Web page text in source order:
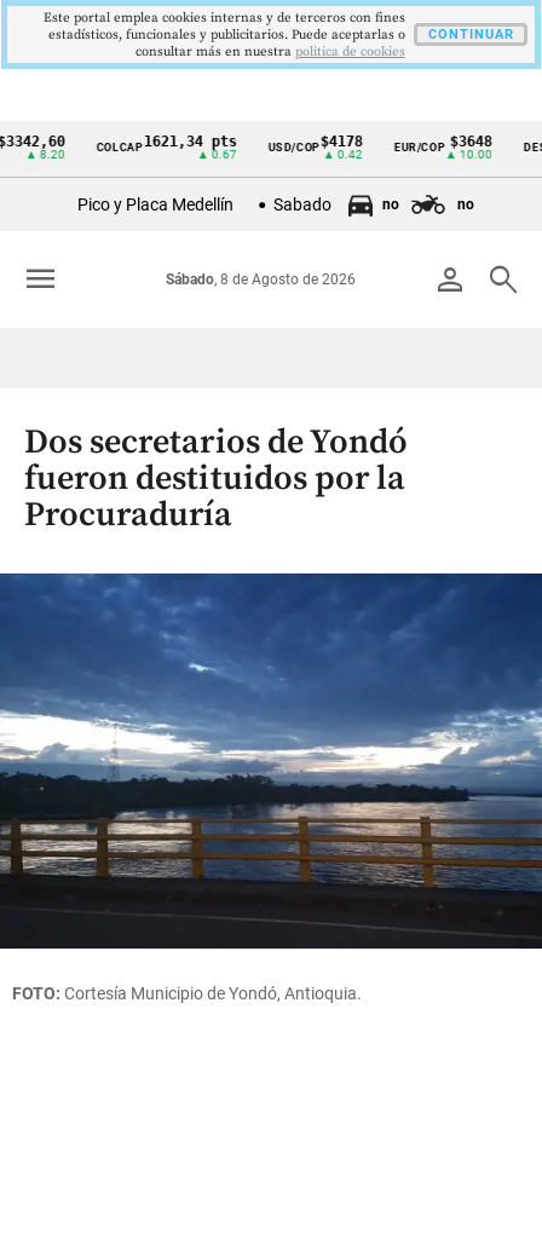
Cintillo
Colombia
COLCAP1621,34 pts USD/COP$4178
▲ 0.42
EUR/COP $3648
▲ 10.00
Pico y Placa Medellín Sabado no no
person search
Sábado, 8 de Agosto de 2026
menu
Dos secretarios de Yondó
fueron destituidos por la
Procuraduría
FOTO: Cortesía Municipio de Yondó, Antioquia.
Este portal emplea cookies internas y de terceros con fines
estadísticos, funcionales y publicitarios. Puede aceptarlas o
consultar más en nuestra politica de cookies
CONTINUAR